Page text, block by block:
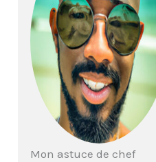
Mon astuce de chef